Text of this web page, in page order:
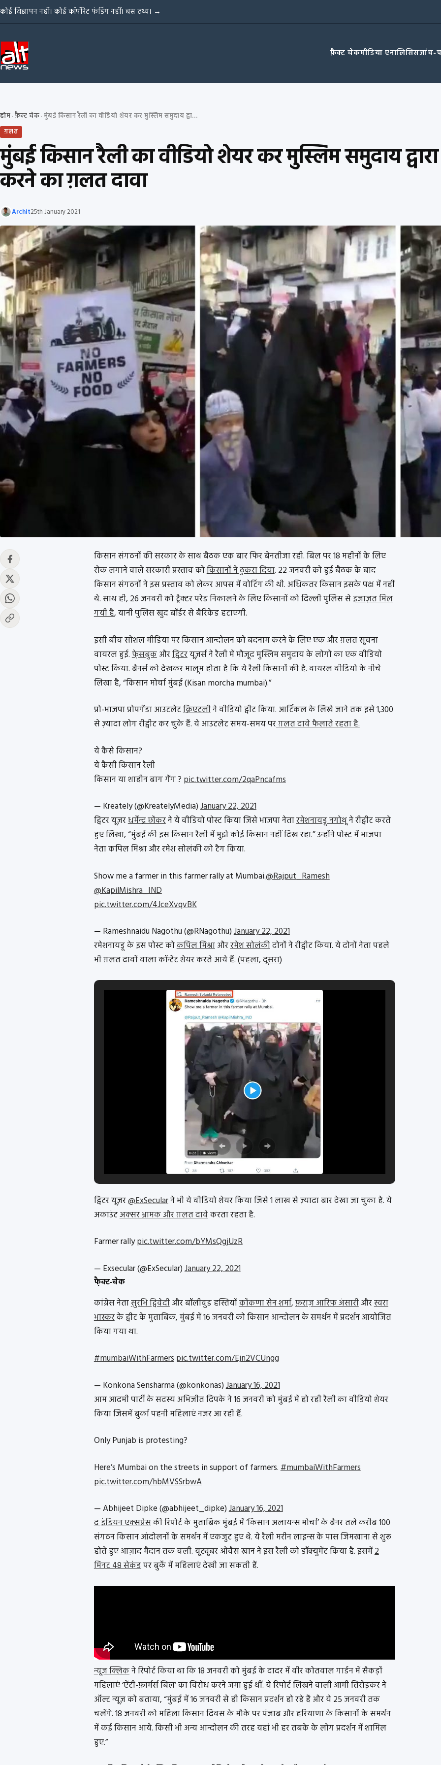
Skip to content
कोई विज्ञापन नहीं। कोई कॉर्पोरेट फंडिंग नहीं। बस तथ्य। →
फ़ैक्ट चेकमीडिया एनालिसिसजांच-
होम› फ़ैक्ट चेक›
मुंबई किसान रैली का वीडियो शेयर कर मुस्लिम समुदाय द्वारा आन्दोलन ‘हाईजैक’ करने का ग़लत दावा
ग़लत
मुंबई किसान रैली का वीडियो शेयर कर मुस्लिम समुदाय
करने का ग़लत दावा
Archit25th January 2021
किसान संगठनों की सरकार के साथ बैठक एक बार फिर बेनतीजा रही. बिल पर 18 महीनों के लिए
रोक लगाने वाले सरकारी प्रस्ताव कोकिसानों ने ठुकरा दिया. 22 जनवरी को हुई बैठक के बाद
किसान संगठनों ने इस प्रस्ताव को लेकर आपस में वोटिंग की थी. अधिकतर किसान इसके पक्ष में नहीं
थे. साथ ही, 26 जनवरी को ट्रैक्टर परेड निकालने के लिए किसानों को दिल्ली पुलिस सेइजाज़त मिल
गयी है, यानी पुलिस खुद बॉर्डर से बैरिकेड हटाएगी.
इसी बीच सोशल मीडिया पर किसान आन्दोलन को बदनाम करने के लिए एक और ग़लत सूचना
वायरल हुई.फे़सबुकऔरट्विटरयूज़र्स ने रैली में मौजूद मुस्लिम समुदाय के लोगों का एक वीडियो
पोस्ट किया. बैनर्स को देखकर मालूम होता है कि ये रैली किसानों की है. वायरल वीडियो के नीचे
लिखा है, “किसान मोर्चा मुंबई (Kisan morcha mumbai).”
प्रो-भाजपा प्रोपगेंडा आउटलेटक्रिएटलीने वीडियो ट्वीट किया. आर्टिकल के लिखे जाने तक इसे 1,300
से ज़्यादा लोग रीट्वीट कर चुके हैं. ये आउटलेट समय-समय परग़लत दावे फैलाते रहता है.
ये कैसे किसान?
ये कैसी किसान रैली
किसान या शाहीन बाग गैंग ? pic.twitter.com/2qaPncafms
— Kreately (@KreatelyMedia)January 22, 2021
ट्विटर यूज़रधर्मेन्द्र छोंकरने ये वीडियो पोस्ट किया जिसे भाजपा नेतारमेशनायडू नगोथूने रीट्वीट करते
हुए लिखा, “मुंबई की इस किसान रैली में मुझे कोई किसान नहीं दिख रहा.” उन्होंने पोस्ट में भाजपा
नेता कपिल मिश्रा और रमेश सोलंकी को टैग किया.
Show me a farmer in this farmer rally at Mumbai.@Rajput_Ramesh
@KapilMishra_IND
pic.twitter.com/4JceXvqvBK
— Rameshnaidu Nagothu (@RNagothu)January 22, 2021
रमेशनायडू के इस पोस्ट कोकपिल मिश्राऔररमेश सोलंकीदोनों ने रीट्वीट किया. ये दोनों नेता पहले
भी ग़लत दावों वाला कॉन्टेंट शेयर करते आये हैं. (पहला,दूसरा)
ट्विटर यूज़र@ExSecularने भी ये वीडियो शेयर किया जिसे 1 लाख से ज़्यादा बार देखा जा चुका है. ये
अकाउंटअक्सर भ्रामक और ग़लत दावेकरता रहता है.
Farmer rallypic.twitter.com/bYMsQgjUzR
— Exsecular (@ExSecular)January 22, 2021
फै़क्ट-चेक
कांग्रेस नेतासुरभि द्विवेदीऔर बॉलीवुड हस्तियोंकोंकणा सेन शर्मा,फ़राज़ आरिफ़ अंसारीऔरस्वरा
भास्करके ट्वीट के मुताबिक, मुंबई में 16 जनवरी को किसान आन्दोलन के समर्थन में प्रदर्शन आयोजित
किया गया था.
#mumbaiWithFarmerspic.twitter.com/Ejn2VCUngg
— Konkona Sensharma (@konkonas)January 16, 2021
आम आदमी पार्टी के सदस्य अभिजीत दिपके ने 16 जनवरी को मुंबई में हो रही रैली का वीडियो शेयर
किया जिसमें बुर्का पहनी महिलाएं नज़र आ रही हैं.
Only Punjab is protesting?
Here’s Mumbai on the streets in support of farmers.#mumbaiWithFarmers
pic.twitter.com/hbMVSSrbwA
— Abhijeet Dipke (@abhijeet_dipke)January 16, 2021
द इंडियन एक्सप्रेसकी रिपोर्ट के मुताबिक मुंबई में ‘किसान अलायन्स मोर्चा’ के बैनर तले करीब 100
संगठन किसान आंदोलनों के समर्थन में एकजुट हुए थे. ये रैली मरीन लाइन्स के पास जिमखाना से शुरू
होते हुए आज़ाद मैदान तक चली. यूट्यूबर ओवैस खान ने इस रैली को डॉक्युमेंट किया है. इसमें2
मिनट 48 सेकंडपर बुर्के में महिलाएं देखी जा सकती हैं.
न्यूज़ क्लिकने रिपोर्ट किया था कि 18 जनवरी को मुंबई के दादर में वीर कोतवाल गार्डन में सैकड़ों
महिलाएं ‘ऐंटी-फ़ार्मर्स बिल’ का विरोध करने जमा हुई थीं. ये रिपोर्ट लिखने वाली आमी तिरोड़कर ने
ऑल्ट न्यूज़ को बताया, “मुंबई में 16 जनवरी से ही किसान प्रदर्शन हो रहे हैं और ये 25 जनवरी तक
चलेंगे. 18 जनवरी को महिला किसान दिवस के मौके पर पंजाब और हरियाणा के किसानों के समर्थन
में कई किसान आये. किसी भी अन्य आन्दोलन की तरह यहां भी हर तबके के लोग प्रदर्शन में शामिल
हुए.”